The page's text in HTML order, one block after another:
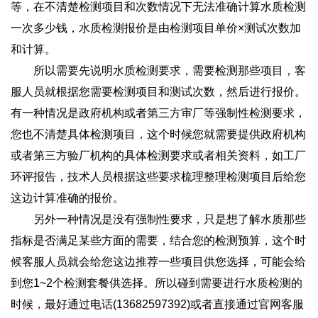
等，在不清楚检测项目和次数情况下无法准确计算水质检测
一次多少钱，水质检测报价是由检测项目单价×测试次数加
和计算。
所以需要先说明水质检测要求，需要检测那些项目，客
服人员就根据您需要检测项目和测试次数，然后进行报价。
有一种情况是政府机构或者第三方审厂等强制性检测要求，
您也不清楚具体检测项目，这个时候您就需要提供政府机构
或者第三方验厂机构的具体检测要求或者相关资料，如工厂
环评报告，技术人员根据这些要求梳理整理检测项目后给您
这边计算准确的报价。
另外一种情况是没有强制性要求，只是想了解水质那些
指标是否满足某些方面的需要，结合您的检测预算，这个时
候客服人员就会给您这边推荐一些项目供您选择，可能会给
到您1~2个检测套餐供选择。所以碰到需要进行水质检测的
时候，最好通过电话(13682597392)或者直接通过官网客服